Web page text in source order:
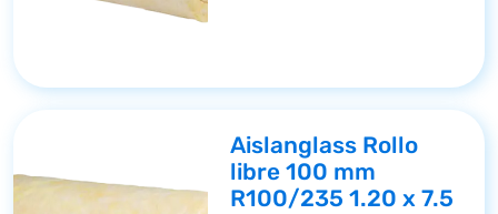
Aislanglass Rollo
libre 100 mm
R100/235 1.20 x 7.5